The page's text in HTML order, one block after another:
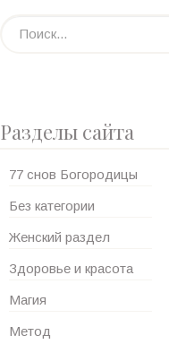
Разделы сайта
77 снов Богородицы
Без категории
Женский раздел
Здоровье и красота
Магия
Метод